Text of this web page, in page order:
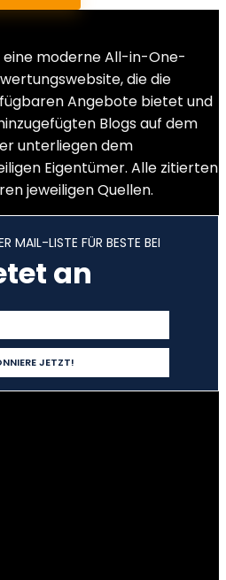
moderne All-in-One-
die die
Angebote bietet und
Blogs auf dem
unterliegen dem
Eigentümer. Alle zitierten
jeweiligen Quellen.
MAIL-LISTE FÜR BESTE BEI
an